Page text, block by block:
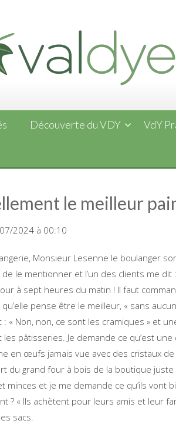
Découverte du VDY VdY
le meilleur
2024 à 00:10
Monsieur Lesenne le boulanger
de le mentionner et l’un des clients me
à sept heures du matin ! Il faut
pense être le meilleur, « sans
: « Non, non, ce sont les cramiques » et
pâtisseries. Je demande ce qu’est
en œufs jamais vue avec des cristaux
du grand four à bois de la boutique
minces et je me demande ce qu’ils
? « Ils achètent pour leurs amis et leur
sacs.